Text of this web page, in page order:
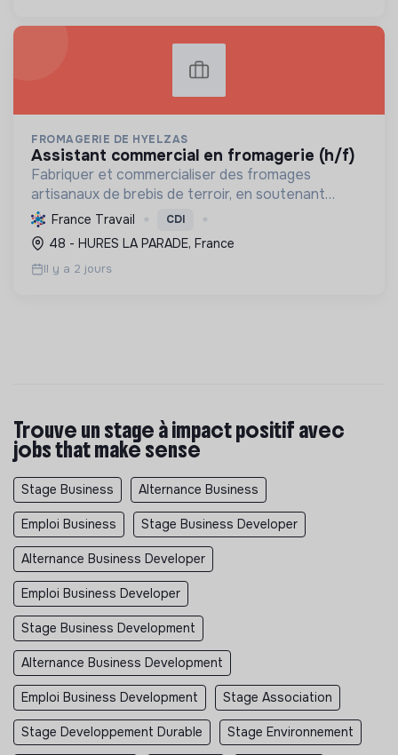
FROMAGERIE DE HYELZAS
assistant commercial en fromagerie (h/f)
Fabriquer et commercialiser des fromages
artisanaux de brebis de terroir, en soutenant
l'agriculture locale et biologique, et en promouvant
un modèle économique et social équitable.
France Travail CDI
48 - HURES LA PARADE, France
Il y a 2 jours
Trouve un stage à impact positif avec
jobs that make sense
Stage Business Alternance Business
Emploi Business Stage Business Developer
Alternance Business Developer
Emploi Business Developer
Stage Business Development
Alternance Business Development
Emploi Business Development Stage Association
Stage Developpement Durable Stage Environnement